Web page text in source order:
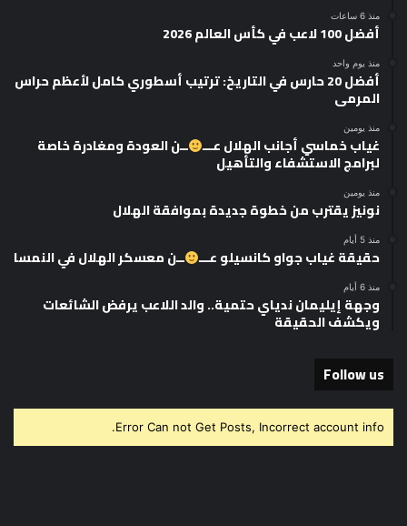
منذ 6 ساعات
أفضل 100 لاعب في كأس العالم 2026
منذ يوم واحد
أفضل 20 حارس في التاريخ: ترتيب أسطوري كامل لأعظم حراس
المرمى
منذ يومين
غياب خماسي أجانب الهلال عـــ ــن العودة ومغادرة خاصة
لبرامج الاستشفاء والتأهيل
منذ يومين
نونيز يقترب من خطوة جديدة بموافقة الهلال
منذ 5 أيام
حقيقة غياب جواو كانسيلو عـــ ــن معسكر الهلال في النمسا
منذ 6 أيام
وجهة إيليمان ندياي حتمية.. والد اللاعب يرفض الشائعات
ويكشف الحقيقة
Follow us
Error Can not Get Posts, Incorrect account info.